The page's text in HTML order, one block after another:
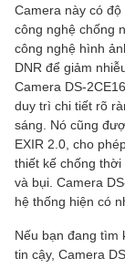
Camera này có
công nghệ chống
công nghệ hình
DNR để giảm
Camera DS-
duy trì chi tiết rõ
sáng. Nó cũng
EXIR 2.0, cho
thiết kế chống
và bụi. Camera
hệ thống hiện có
Nếu bạn đang tìm
tin cậy, Camera